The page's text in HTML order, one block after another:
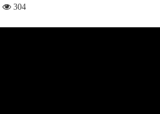
304